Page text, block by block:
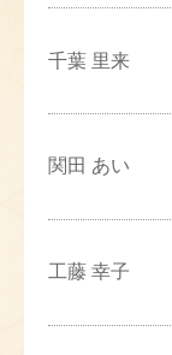
千葉 里来
関田 あい
工藤 幸子